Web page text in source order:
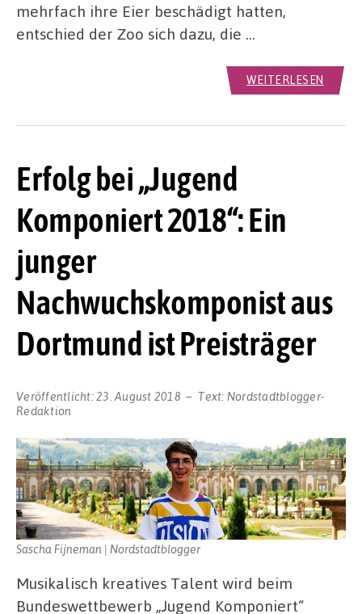
mehrfach ihre Eier beschädigt hatten,
entschied der Zoo sich dazu, die …
WEITERLESEN
Erfolg bei „Jugend
Komponiert 2018“: Ein
junger
Nachwuchskomponist aus
Dortmund ist Preisträger
Veröffentlicht:23. August 2018 Text: Nordstadtblogger-
Redaktion
Sascha Fijneman | Nordstadtblogger
Musikalisch kreatives Talent wird beim
Bundeswettbewerb „Jugend Komponiert“